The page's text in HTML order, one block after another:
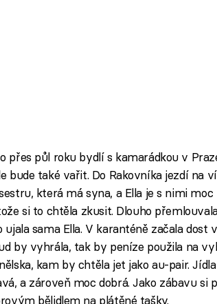
přes půl roku bydlí s kamarádkou v
bude také vařit. Do Rakovníka jezdí na
která má syna, a Ella je s nimi moc
si to chtěla zkusit. Dlouho
ujala sama Ella. V karanténě začala dost
by vyhrála, tak by peníze použila na
kam by chtěla jet jako au-pair.
a zároveň moc dobrá. Jako zábavu
bělidlem na plátěné tašky.